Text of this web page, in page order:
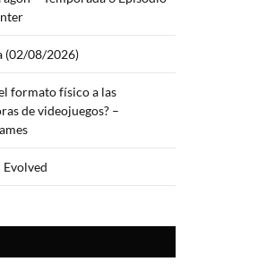
(02/08/2026)
formato físico a las
de videojuegos? –